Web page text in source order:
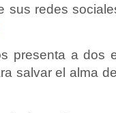
sus redes
presenta a dos
salvar el alma